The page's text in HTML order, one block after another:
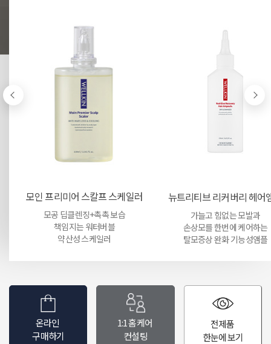
모인 프리미어 스칼프 스케일러
모공 딥클렌징+촉촉 보습
책임지는 워터버블
약산성 스케일러
뉴트리티브 리커버리 헤어
가늘고 힘없는 모발과
손상모를 한번에 케어하는
탈모증상 완화 기능성앰플
온라인
구매하기
1:1 홈케어
컨설팅
전제품
한눈에 보기